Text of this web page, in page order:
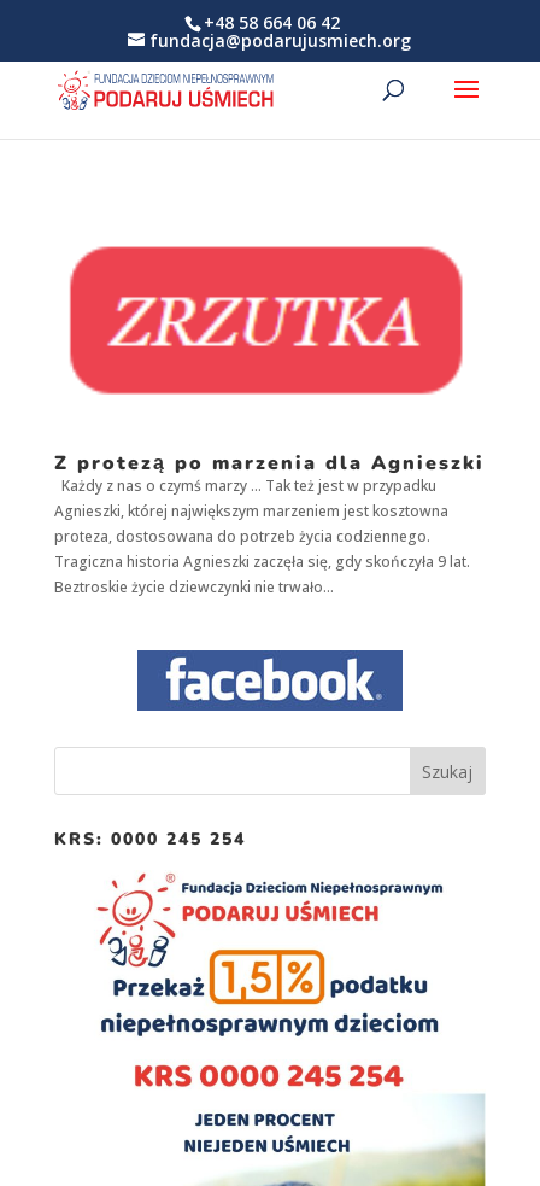
+48 58 664 06 42
fundacja@podarujusmiech.org
Z protezą po marzenia dla Agnieszki
Każdy z nas o czymś marzy … Tak też jest w przypadku
Agnieszki, której największym marzeniem jest kosztowna
proteza, dostosowana do potrzeb życia codziennego.
Tragiczna historia Agnieszki zaczęła się, gdy skończyła 9 lat.
Beztroskie życie dziewczynki nie trwało...
KRS: 0000 245 254
nie są
opcjonalne. Są
one potrzebne
do
strony
poprawić
funkcjonalność
strony
internetowej,
na podstawie
tego, jak strona
jest używana.
Doświadczenie
Aby nasza strona
internetowa